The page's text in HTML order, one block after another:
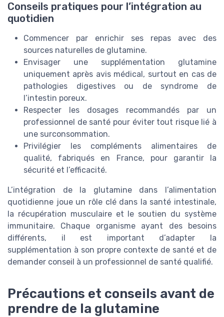
Conseils pratiques pour l’intégration au
quotidien
Commencer par enrichir ses repas avec des
sources naturelles de glutamine.
Envisager une supplémentation glutamine
uniquement après avis médical, surtout en cas de
pathologies digestives ou de syndrome de
l’intestin poreux.
Respecter les dosages recommandés par un
professionnel de santé pour éviter tout risque lié à
une surconsommation.
Privilégier les compléments alimentaires de
qualité, fabriqués en France, pour garantir la
sécurité et l’efficacité.
L’intégration de la glutamine dans l’alimentation
quotidienne joue un rôle clé dans la santé intestinale,
la récupération musculaire et le soutien du système
immunitaire. Chaque organisme ayant des besoins
différents, il est important d’adapter la
supplémentation à son propre contexte de santé et de
demander conseil à un professionnel de santé qualifié.
Précautions et conseils avant de
prendre de la glutamine